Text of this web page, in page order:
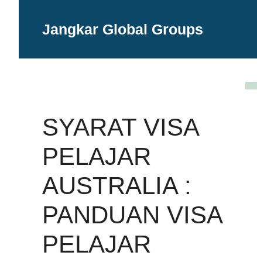
Jangkar Global Groups
SYARAT VISA
PELAJAR
AUSTRALIA :
PANDUAN VISA
PELAJAR